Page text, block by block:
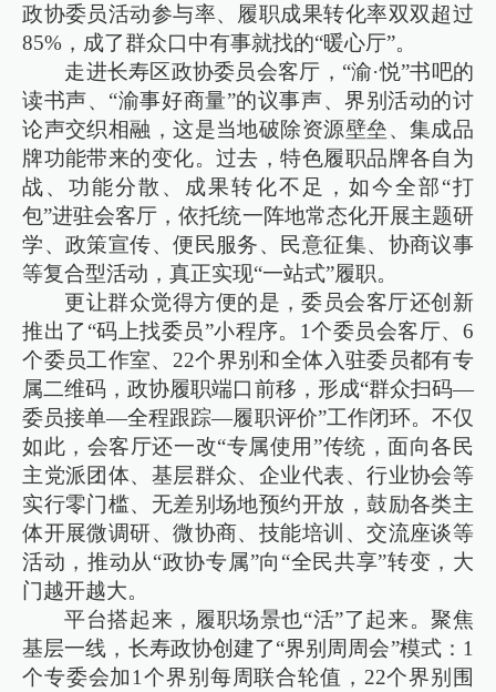
政协委员活动参与率、履职成果转化率双双超过
85%，成了群众口中有事就找的“暖心厅”。
走进长寿区政协委员会客厅，“渝·悦”书吧的
读书声、“渝事好商量”的议事声、界别活动的讨
论声交织相融，这是当地破除资源壁垒、集成品
牌功能带来的变化。过去，特色履职品牌各自为
战、功能分散、成果转化不足，如今全部“打
包”进驻会客厅，依托统一阵地常态化开展主题研
学、政策宣传、便民服务、民意征集、协商议事
等复合型活动，真正实现“一站式”履职。
更让群众觉得方便的是，委员会客厅还创新
推出了“码上找委员”小程序。1个委员会客厅、6
个委员工作室、22个界别和全体入驻委员都有专
属二维码，政协履职端口前移，形成“群众扫码—
委员接单—全程跟踪—履职评价”工作闭环。不仅
如此，会客厅还一改“专属使用”传统，面向各民
主党派团体、基层群众、企业代表、行业协会等
实行零门槛、无差别场地预约开放，鼓励各类主
体开展微调研、微协商、技能培训、交流座谈等
活动，推动从“政协专属”向“全民共享”转变，大
门越开越大。
平台搭起来，履职场景也“活”了起来。聚焦
基层一线，长寿政协创建了“界别周周会”模式：1
个专委会加1个界别每周联合轮值，22个界别围